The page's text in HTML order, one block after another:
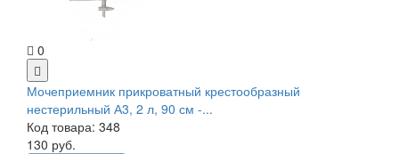
0
Мочеприемник прикроватный крестообразный
нестерильный А3, 2 л, 90 см -...
Код товара: 348
130 руб.